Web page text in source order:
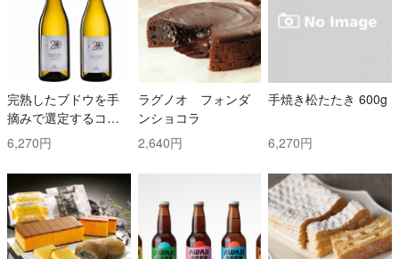
完熟したブドウを手
摘みで選定するコス
トと時間を掛けた白
ワイン2本セット！ ト
ッリ社/トレッビアー
ノ・ダブルッツォ 42
0 & コッリ・アプルテ
ィーニ 420 ぺコリー
ノ
6,270円
ラグノオ フォンダ
ンショコラ
2,640円
手焼き松たたき 600g
6,270円